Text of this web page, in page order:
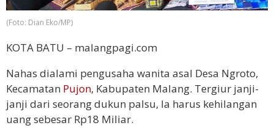
(Foto: Dian Eko/MP)
KOTA BATU – malangpagi.com
Nahas dialami pengusaha wanita asal Desa Ngroto,
Kecamatan Pujon, Kabupaten Malang. Tergiur janji-
janji dari seorang dukun palsu, Ia harus kehilangan
uang sebesar Rp18 Miliar.